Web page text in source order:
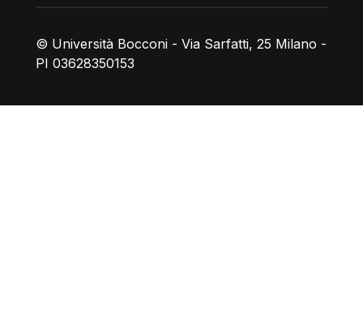
© Università Bocconi - Via Sarfatti, 25 Milano -
PI 03628350153